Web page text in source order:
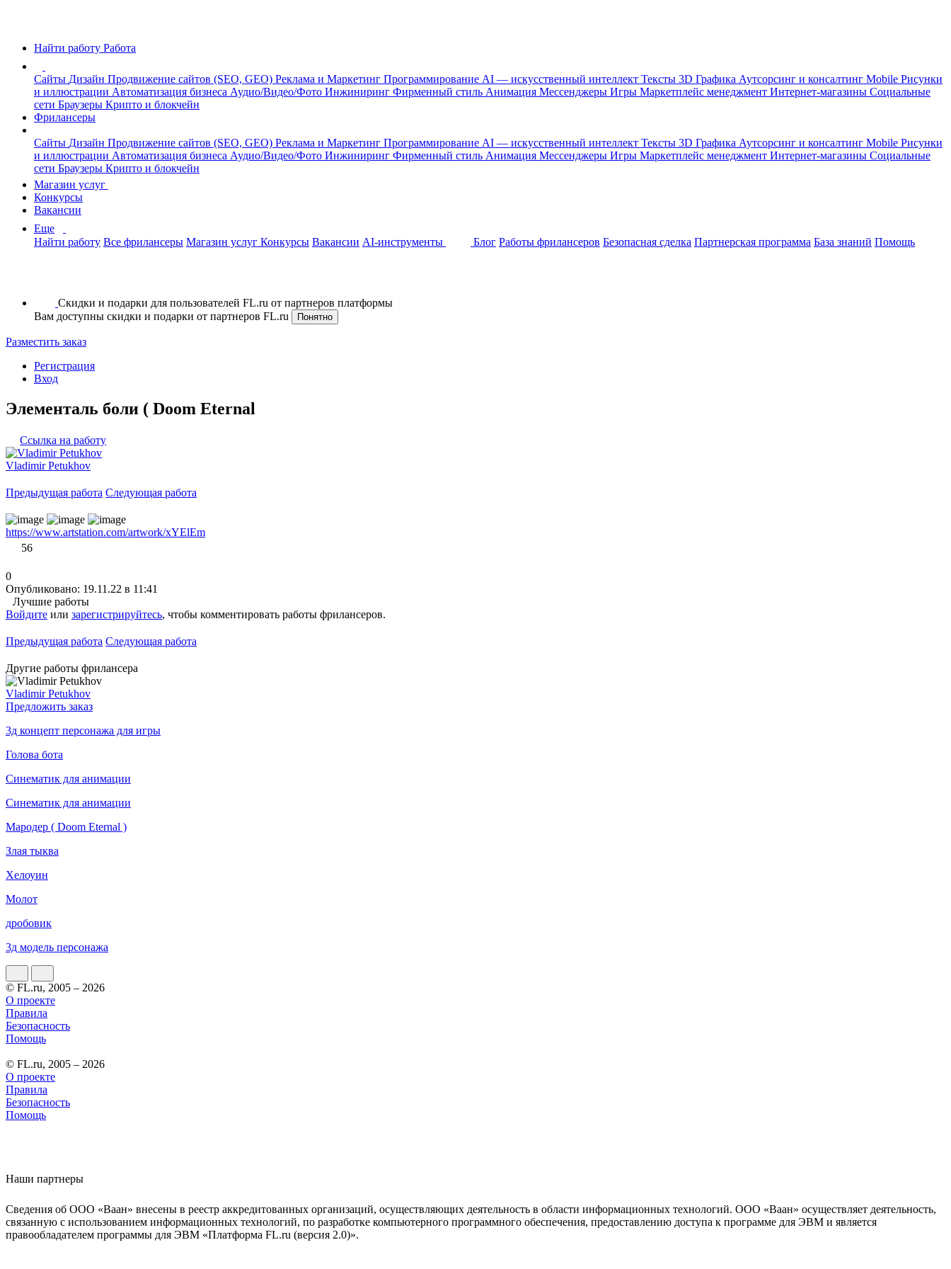
Найти работу Работа
Сайты Дизайн Продвижение сайтов (SEO, GEO) Реклама и Маркетинг Программирование AI — искусственный интеллект Тексты 3D Графика Аутсорсинг и консалтинг Mobile Рисунки
и иллюстрации Автоматизация бизнеса Аудио/Видео/Фото Инжиниринг Фирменный стиль Анимация Мессенджеры Игры Маркетплейс менеджмент Интернет-магазины Социальные
сети Браузеры Крипто и блокчейн
Фрилансеры
Сайты Дизайн Продвижение сайтов (SEO, GEO) Реклама и Маркетинг Программирование AI — искусственный интеллект Тексты 3D Графика Аутсорсинг и консалтинг Mobile Рисунки
и иллюстрации Автоматизация бизнеса Аудио/Видео/Фото Инжиниринг Фирменный стиль Анимация Мессенджеры Игры Маркетплейс менеджмент Интернет-магазины Социальные
сети Браузеры Крипто и блокчейн
Магазин услуг
Конкурсы
Вакансии
Еще
Найти работу Все фрилансеры Магазин услуг Конкурсы Вакансии AI-инструменты Блог Работы фрилансеров Безопасная сделка Партнерская программа База знаний Помощь
Скидки и подарки для пользователей FL.ru от партнеров платформы
Вам доступны скидки и подарки от партнеров FL.ru
Понятно
Разместить заказ
Регистрация
Вход
Элементаль боли ( Doom Eternal
Ссылка на работу
Vladimir Petukhov
Предыдущая работа Следующая работа
https://www.artstation.com/artwork/xYElEm
56
0
Опубликовано: 19.11.22 в 11:41
Лучшие работы
Войдите или зарегистрируйтесь, чтобы комментировать работы фрилансеров.
Предыдущая работа Следующая работа
Другие работы фрилансера
Vladimir Petukhov
Предложить заказ
3д концепт персонажа для игры
Голова бота
Синематик для анимации
Синематик для анимации
Мародер ( Doom Eternal )
Злая тыква
Хелоуин
Молот
дробовик
3д модель персонажа
© FL.ru, 2005 – 2026
О проекте
Правила
Безопасность
Помощь
© FL.ru, 2005 – 2026
О проекте
Правила
Безопасность
Помощь
Наши партнеры
Сведения об ООО «Ваан» внесены в реестр аккредитованных организаций, осуществляющих деятельность в области информационных технологий. ООО «Ваан» осуществляет деятельность,
связанную с использованием информационных технологий, по разработке компьютерного программного обеспечения, предоставлению доступа к программе для ЭВМ и является
правообладателем программы для ЭВМ «Платформа FL.ru (версия 2.0)».